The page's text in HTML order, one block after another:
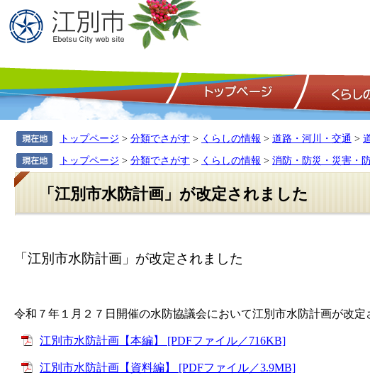
トップペー
トップページ > 分類でさがす > くらしの情報 > 道路・河川・交通 >
トップページ > 分類でさがす > くらしの情報 > 消防・防災・災害・
「江別市水防計画」が改定されました
「江別市水防計画」が改定されました
令和７年１月２７日開催の水防協議会において江別市水防計画が改定
江別市水防計画【本編】 [PDFファイル／716KB]
江別市水防計画【資料編】 [PDFファイル／3.9MB]